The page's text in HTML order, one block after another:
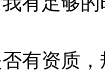
有资质